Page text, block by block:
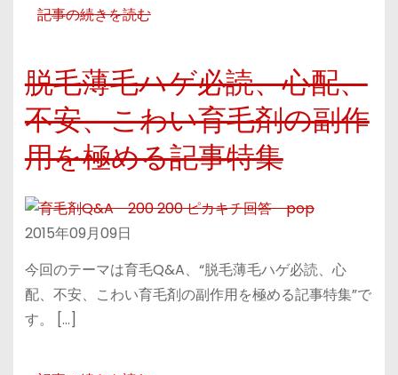
記事の続きを読む
脱毛薄毛ハゲ必読、心配、
不安、こわい育毛剤の副作
用を極める記事特集
2015年09月09日
今回のテーマは育毛Q&A、“脱毛薄毛ハゲ必読、心
配、不安、こわい育毛剤の副作用を極める記事特集”で
す。 […]